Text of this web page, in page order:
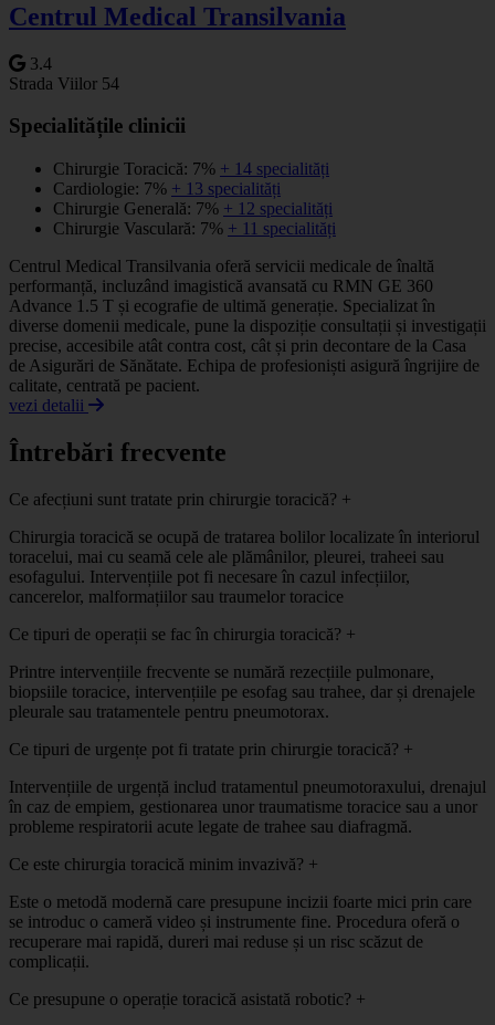
Centrul Medical Transilvania
3.4
Strada Viilor 54
Specialitățile clinicii
Chirurgie Toracică: 7% + 14 specialități
Cardiologie: 7% + 13 specialități
Chirurgie Generală: 7% + 12 specialități
Chirurgie Vasculară: 7% + 11 specialități
Centrul Medical Transilvania oferă servicii medicale de înaltă
performanță, incluzând imagistică avansată cu RMN GE 360
Advance 1.5 T și ecografie de ultimă generație. Specializat în
diverse domenii medicale, pune la dispoziție consultații și investigații
precise, accesibile atât contra cost, cât și prin decontare de la Casa
de Asigurări de Sănătate. Echipa de profesioniști asigură îngrijire de
calitate, centrată pe pacient.
vezi detalii
Întrebări frecvente
Ce afecțiuni sunt tratate prin chirurgie toracică? +
Chirurgia toracică se ocupă de tratarea bolilor localizate în interiorul
toracelui, mai cu seamă cele ale plămânilor, pleurei, traheei sau
esofagului. Intervențiile pot fi necesare în cazul infecțiilor,
cancerelor, malformațiilor sau traumelor toracice
Ce tipuri de operații se fac în chirurgia toracică? +
Printre intervențiile frecvente se numără rezecțiile pulmonare,
biopsiile toracice, intervențiile pe esofag sau trahee, dar și drenajele
pleurale sau tratamentele pentru pneumotorax.
Ce tipuri de urgențe pot fi tratate prin chirurgie toracică? +
Intervențiile de urgență includ tratamentul pneumotoraxului, drenajul
în caz de empiem, gestionarea unor traumatisme toracice sau a unor
probleme respiratorii acute legate de trahee sau diafragmă.
Ce este chirurgia toracică minim invazivă? +
Este o metodă modernă care presupune incizii foarte mici prin care
se introduc o cameră video și instrumente fine. Procedura oferă o
recuperare mai rapidă, dureri mai reduse și un risc scăzut de
complicații.
Ce presupune o operație toracică asistată robotic? +